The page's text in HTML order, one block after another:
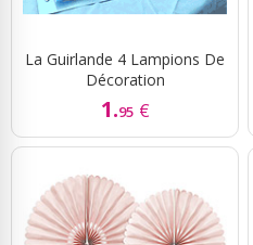
La Guirlande 4 Lampions De
Décoration
1.95 €